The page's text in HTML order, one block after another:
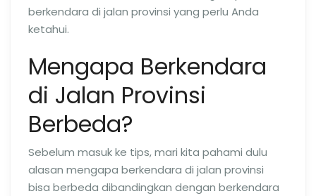
berkendara di jalan provinsi yang perlu Anda
ketahui.
Mengapa Berkendara
di Jalan Provinsi
Berbeda?
Sebelum masuk ke tips, mari kita pahami dulu
alasan mengapa berkendara di jalan provinsi
bisa berbeda dibandingkan dengan berkendara